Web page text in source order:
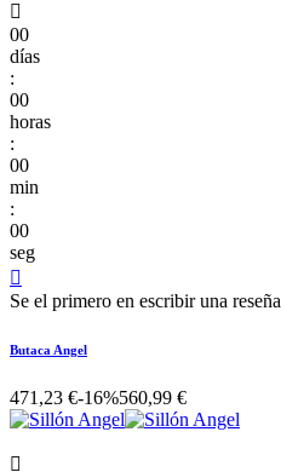

00
días
:
00
horas
:
00
min
:
00
seg

Se el primero en escribir una reseña
Butaca Angel
471,23 €-16%560,99 €
